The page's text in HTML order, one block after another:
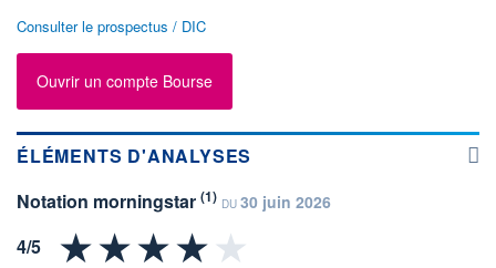
Consulter le prospectus / DIC
Ouvrir un compte Bourse
ÉLÉMENTS D'ANALYSES
Notation morningstar (1) DU 30 juin 2026